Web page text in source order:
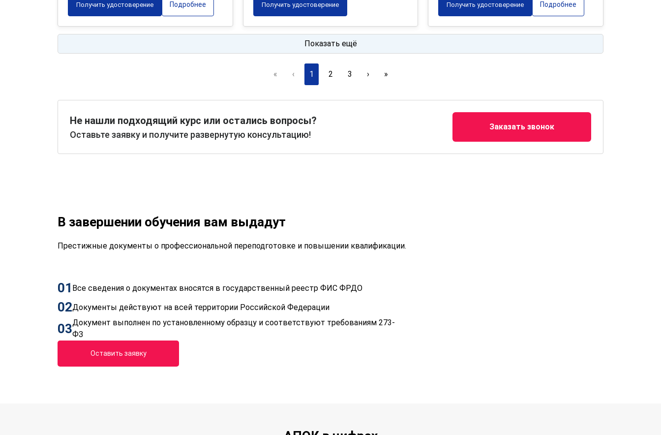
Получить удостоверение Подробнее Получить удостоверение Получить удостоверение Подробнее
Показать ещё
« ‹ 1 2 3 › »
Не нашли подходящий курс или остались вопросы?
Оставьте заявку и получите развернутую консультацию!
Заказать звонок
В завершении обучения вам выдадут
Престижные документы о профессиональной переподготовке и повышении квалификации.
01 Все сведения о документах вносятся в государственный реестр ФИС ФРДО
02Документы действуют на всей территории Российской Федерации
03Документ выполнен по установленному образцу и соответствуют требованиям 273-
ФЗ
Оставить заявку